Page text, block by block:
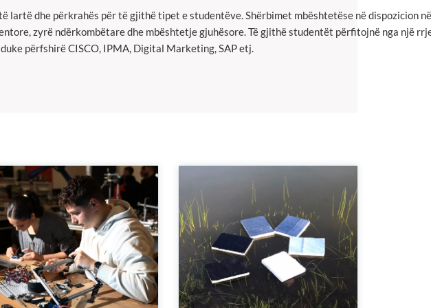
lartë dhe përkrahës për të gjithë tipet e studentëve. Shërbimet mbështetëse në dispozicion
zyrë ndërkombëtare dhe mbështetje gjuhësore. Të gjithë studentët përfitojnë nga një
përfshirë CISCO, IPMA, Digital Marketing, SAP etj.